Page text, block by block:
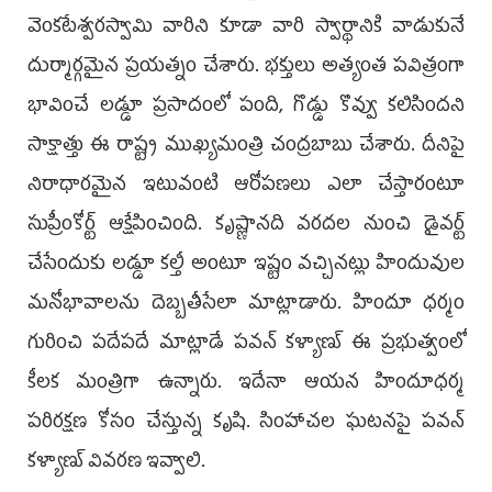
వెంకటేశ్వరస్వామి వారిని కూడా వారి స్వార్థానికి వాడుకునే
దుర్మార్గమైన ప్రయత్నం చేశారు. భక్తులు అత్యంత పవిత్రంగా
భావించే లడ్డూ ప్రసాదంలో పంది, గొడ్డు కొవ్వు కలిసిందని
సాక్షాత్తు ఈ రాష్ట్ర ముఖ్యమంత్రి చంద్రబాబు చేశారు. దీనిపై
నిరాధారమైన ఇటువంటి ఆరోపణలు ఎలా చేస్తారంటూ
సుప్రీంకోర్ట్ ఆక్షేపించింది. కృష్ణానది వరదల నుంచి డైవర్ట్‌
చేసేందుకు లడ్డూ కల్తీ అంటూ ఇష్టం వచ్చినట్లు హిందువుల
మనోభావాలను దెబ్బతీసేలా మాట్లాడారు. హిందూ ధర్మం
గురించి పదేపదే మాట్లాడే పవన్ కళ్యాణ్ ఈ ప్రభుత్వంలో
కీలక మంత్రిగా ఉన్నారు. ఇదేనా ఆయన హిందూధర్మ
పరిరక్షణ కోసం చేస్తున్న కృషి. సింహాచల ఘటనపై పవన్
కళ్యాణ్ వివరణ ఇవ్వాలి.